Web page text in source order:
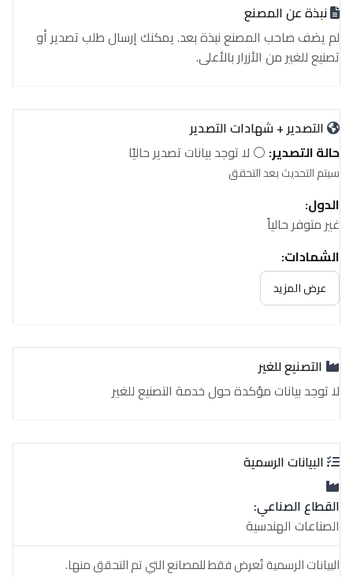
نبذة عن المصنع
لم يضف صاحب المصنع نبذة بعد. يمكنك إرسال طلب تصدير أو
تصنيع للغير من الأزرار بالأعلى.
التصدير + شهادات التصدير
حالة التصدير: ⚪ لا توجد بيانات تصدير حاليًا
سيتم التحديث بعد التحقق
الدول:
غير متوفر حالياً
الشهادات:
غير متوفر حالياً
عرض المزيد
التصنيع للغير
لا توجد بيانات مؤكدة حول خدمة التصنيع للغير
البيانات الرسمية
القطاع الصناعي:
الصناعات الهندسية
البيانات الرسمية تُعرض فقط للمصانع التي تم التحقق منها.